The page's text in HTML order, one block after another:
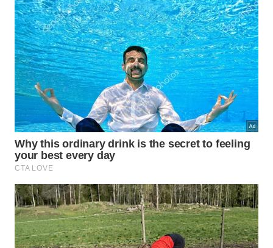
diários com a casa resultam em grandes
transformações na organização e na economia
familiar. Invista em soluções que valorizem seu
tempo e simplifiquem os processos cotidianos
trazendo muito mais conforto para o seuambiente
etoda a suafamília.